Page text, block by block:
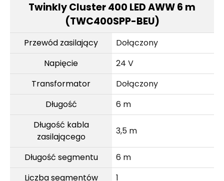
Twinkly Cluster 400 LED AWW 6 m
(TWC400SPP-BEU)
Przewód zasilający
Dołączony
Napięcie
24 V
Transformator
Dołączony
Długość
6 m
Długość kabla
zasilającego
3,5 m
Długość segmentu
6 m
Liczba segmentów
1